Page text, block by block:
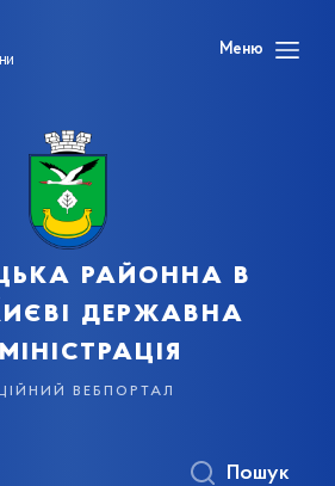
Меню
районна в
державна
вебпортал
Пошук